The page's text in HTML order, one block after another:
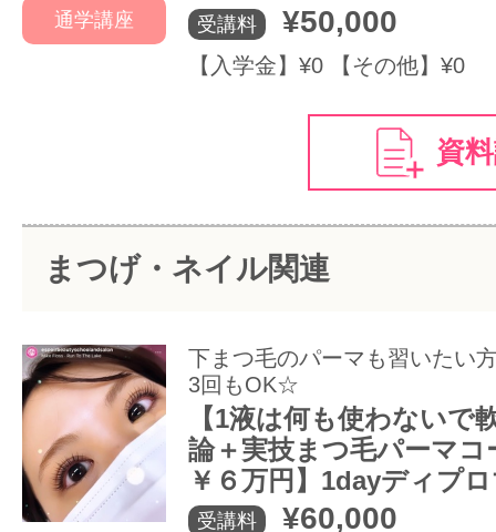
通学講座 受講料 ¥50,000
【入学金】¥0 【その他】¥0
資
まつげ・ネイル関連
下まつ毛のパーマも習いたい
3回もOK☆
【1液は何も使わないで
論＋実技まつ毛パーマコ
￥６万円】1dayディプ
受講料 ¥60,000